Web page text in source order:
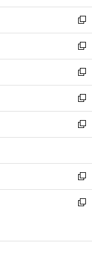
開
く
ウ
で
開
く
ン
ド
ウ
で
開
く
ウ
ィ
ン
ド
ウ
で
開
く
新
し
い
ウ
ィ
ン
ド
ウ
で
開
新
し
い
ウ
ィ
ン
ド
ウ
開
く
新
し
い
ウ
ィ
ン
ウ
で
開
く
新
し
い
ウ
ン
ド
ウ
で
新
し
ウ
ィ
ン
ド
開
新
し
い
ン
新
ウ